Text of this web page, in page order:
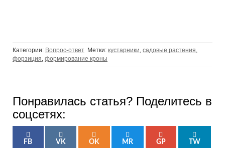
Категории: Вопрос-ответ Метки: кустарники, садовые растения,
форзиция, формирование кроны
Понравилась статья? Поделитесь в
соцсетях:
FB VK OK MR GP TW